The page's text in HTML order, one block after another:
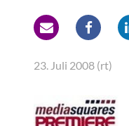
23. Juli 2008 (rt)